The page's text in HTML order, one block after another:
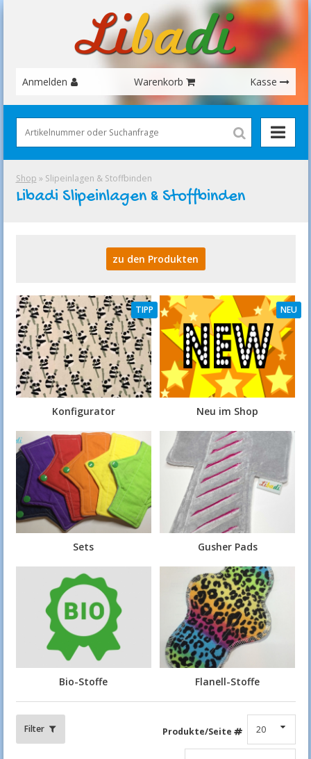
Anmelden Warenkorb Kasse
Shop » Slipeinlagen & Stoffbinden
Libadi Slipeinlagen & Stoffbinden
zu den Produkten
TIPP
Konfigurator
NEU
Neu im Shop
Sets Gusher Pads
Bio-Stoffe Flanell-Stoffe
Filter Produkte/Seite